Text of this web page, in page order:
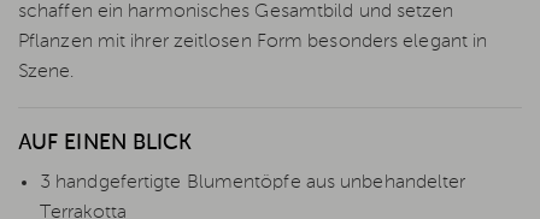
schaffen ein harmonisches Gesamtbild und setzen
Pflanzen mit ihrer zeitlosen Form besonders elegant in
Szene.
AUF EINEN BLICK
3 handgefertigte Blumentöpfe aus unbehandelter
Terrakotta